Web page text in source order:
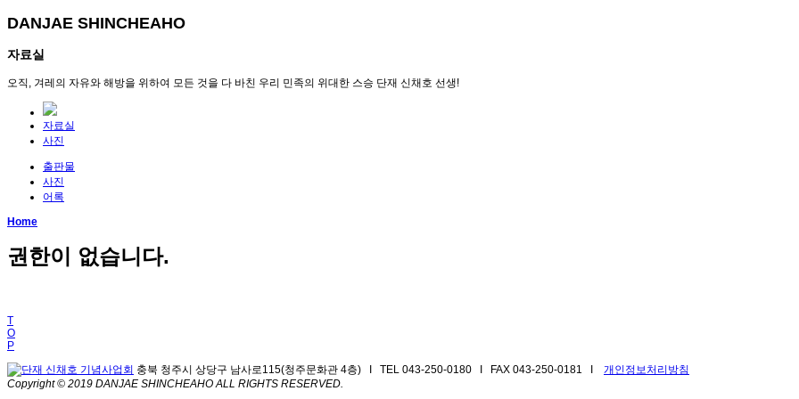
DANJAE SHINCHEAHO
자료실
오직, 겨레의 자유와 해방을 위하여 모든 것을 다 바친 우리 민족의 위대한 스승 단재 신채호 선생!
자료실
사진
출판물
사진
어록
Home
권한이 없습니다.
T
O
P
충북 청주시 상당구 남사로115(청주문화관 4층) I TEL 043-250-0180 I FAX 043-250-0181 I 개인정보처리방침
Copyright © 2019 DANJAE SHINCHEAHO ALL RIGHTS RESERVED.